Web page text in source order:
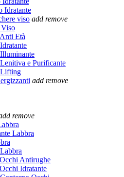
Idratante
viso add remove
Età
e Purificante
Lifting
add remove
remove
Labbra
Antirughe
Idratante